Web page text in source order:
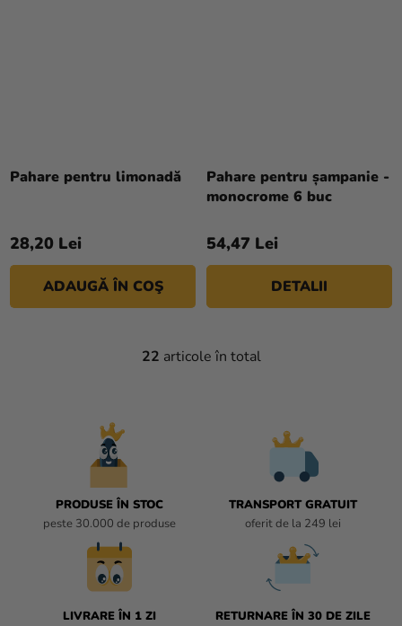
Pahare pentru limonadă
28,20 Lei
ADAUGĂ ÎN COŞ
Pahare pentru șampanie -
monocrome 6 buc
a
din
5
stele.
54,47 Lei
DETALII
C
22 articole în total
PRODUSE ÎN STOC
peste 30.000 de produse
TRANSPORT GRATUIT
oferit de la 249 lei
LIVRARE ÎN 1 ZI
RETURNARE ÎN 30 DE ZILE